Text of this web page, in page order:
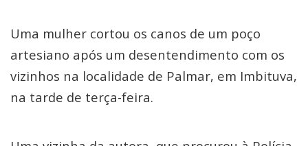
Uma mulher cortou os canos de um poço
artesiano após um desentendimento com os
vizinhos na localidade de Palmar, em Imbituva,
na tarde de terça-feira.